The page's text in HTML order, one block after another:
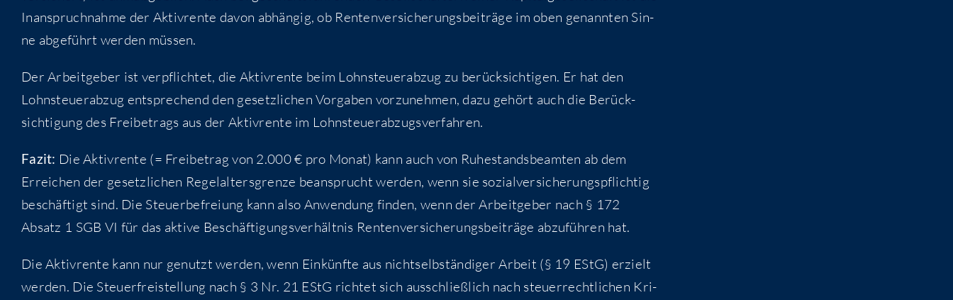
Inan­spruch­nah­me der Aktiv­ren­te davon abhän­gig, ob Ren­ten­ver­si­che­rungs­bei­trä­ge im oben genann­ten Sin­
ne abge­führt wer­den müssen.
Der Arbeit­ge­ber ist ver­pflich­tet, die Aktiv­ren­te beim Lohn­steu­er­ab­zug zu berück­sich­ti­gen. Er hat den
Lohn­steu­er­ab­zug ent­spre­chend den gesetz­li­chen Vor­ga­ben vor­zu­neh­men, dazu gehört auch die Berück­
sich­ti­gung des Frei­be­trags aus der Aktiv­ren­te im Lohnsteuerabzugsverfahren.
Fazit: Die Aktiv­ren­te (= Frei­be­trag von 2.000 € pro Monat) kann auch von Ruhe­stands­be­am­ten ab dem
Errei­chen der gesetz­li­chen Regel­al­ters­gren­ze bean­sprucht wer­den, wenn sie sozi­al­ver­si­che­rungs­pflich­tig
beschäf­tigt sind. Die Steu­er­be­frei­ung kann also Anwen­dung fin­den, wenn der Arbeit­ge­ber nach § 172
Absatz 1 SGB VI für das akti­ve Beschäf­ti­gungs­ver­hält­nis Ren­ten­ver­si­che­rungs­bei­trä­ge abzu­füh­ren hat.
Die Aktiv­ren­te kann nur genutzt wer­den, wenn Ein­künf­te aus nicht­selb­stän­di­ger Arbeit (§ 19 EStG) erzielt
wer­den. Die Steu­er­frei­stel­lung nach § 3 Nr. 21 EStG rich­tet sich aus­schließ­lich nach steu­er­recht­li­chen Kri­